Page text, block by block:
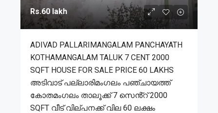
Rs.60 lakh
ADIVAD PALLARIMANGALAM PANCHAYATH
KOTHAMANGALAM TALUK 7 CENT 2000
SQFT HOUSE FOR SALE PRICE 60 LAKHS
അടിവാട് പല്ലാരിമംഗലം പഞ്ചായത്ത്
കോതമംഗലം താലൂക്ക് 7 സെൻ്റ് 2000
SQFT വീട് വില്പനക്ക് വില 60 ലക്ഷം